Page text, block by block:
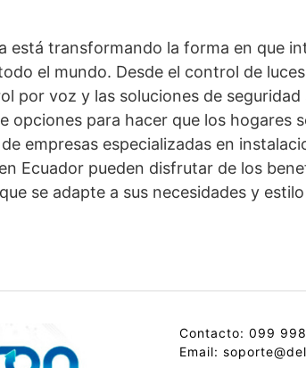
está transformando la forma en que
el mundo. Desde el control de
por voz y las soluciones de
opciones para hacer que los hogares
empresas especializadas en
Ecuador pueden disfrutar de los
se adapte a sus necesidades y
Contacto: 099
Email: